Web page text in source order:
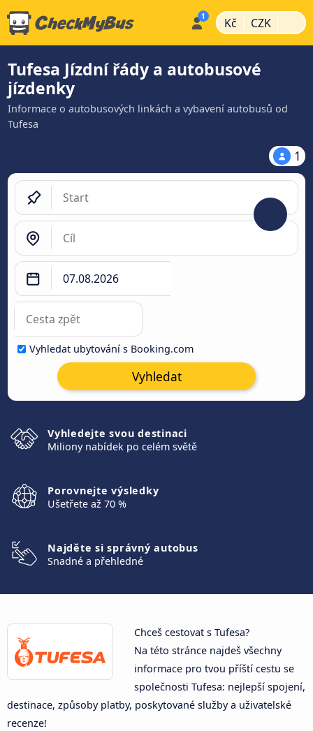
Kč | CZK |
Tufesa Jízdní řády a autobusové
jízdenky
Informace o autobusových linkách a vybavení autobusů od
Tufesa
1
Vyhledat ubytování s Booking.com
Vyhledat
Vyhledejte svou destinaci
Miliony nabídek po celém světě
Porovnejte výsledky
Ušetřete až 70 %
Najděte si správný autobus
Snadné a přehledné
Chceš cestovat s Tufesa?
Na této stránce najdeš všechny
informace pro tvou příští cestu se
společnosti Tufesa: nejlepší spojení,
destinace, způsoby platby, poskytované služby a uživatelské
recenze!